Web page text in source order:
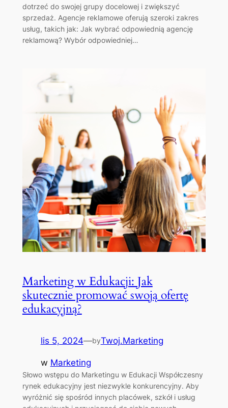
dotrzeć do swojej grupy docelowej i zwiększyć
sprzedaż. Agencje reklamowe oferują szeroki zakres
usług, takich jak: Jak wybrać odpowiednią agencję
reklamową? Wybór odpowiedniej…
Marketing w Edukacji: Jak
skutecznie promować swoją ofertę
edukacyjną?
lis 5, 2024—byTwoj.Marketing
w Marketing
Słowo wstępu do Marketingu w Edukacji Współczesny
rynek edukacyjny jest niezwykle konkurencyjny. Aby
wyróżnić się spośród innych placówek, szkół i usług